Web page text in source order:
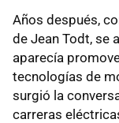
Años después,
de Jean Todt, se
aparecía
tecnologías de
surgió la
carreras